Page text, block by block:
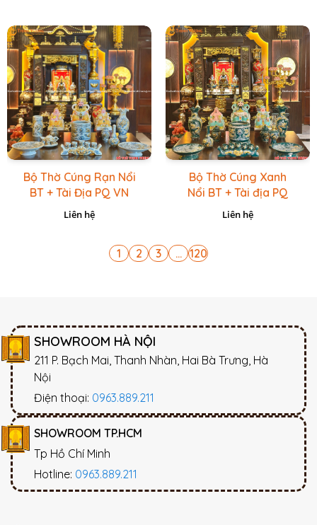
Bộ Thờ Cúng Rạn Nổi
BT + Tài Địa PQ VN
Vàng Caro
Liên hệ
Bộ Thờ Cúng Xanh
Nổi BT + Tài địa PQ
VN Xanh Lục
Liên hệ
1 2 3 ... 120
SHOWROOM HÀ NỘI
211 P. Bạch Mai, Thanh Nhàn, Hai Bà Trưng, Hà
Nội
Điện thoại: 0963.889.211
SHOWROOM TP.HCM
Tp Hồ Chí Minh
Hotline: 0963.889.211